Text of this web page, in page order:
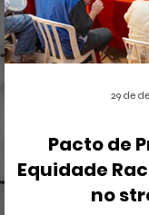
Pacto de
Equidade
no
29 de